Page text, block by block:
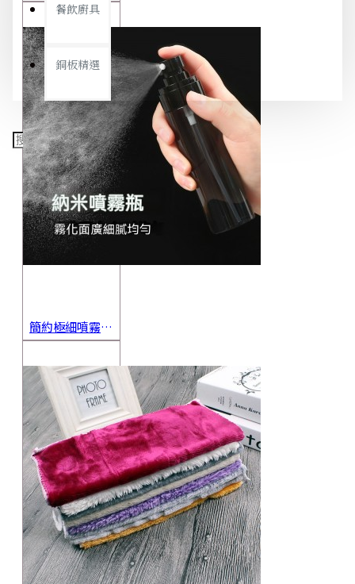
餐飲廚具
銅板精選
簡約極細噴霧瓶 旅行分裝瓶 保養品分裝 酒精噴霧瓶 小噴壺 香水瓶 隨身瓶